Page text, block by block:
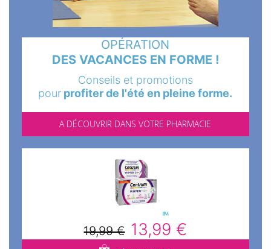
OPÉRATION
DES VACANCES EN FORME !
Conseils et promotions
pour profiter de l'été en pleine forme.
A DÉCOUVRIR DANS VOTRE PHARMACIE
19,99 € 13,99 €